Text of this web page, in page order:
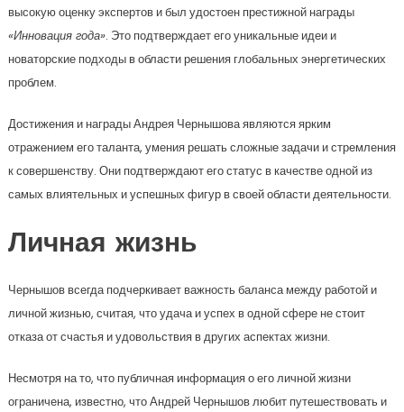
высокую оценку экспертов и был удостоен престижной награды
«Инновация года». Это подтверждает его уникальные идеи и
новаторские подходы в области решения глобальных энергетических
проблем.
Достижения и награды Андрея Чернышова являются ярким
отражением его таланта, умения решать сложные задачи и стремления
к совершенству. Они подтверждают его статус в качестве одной из
самых влиятельных и успешных фигур в своей области деятельности.
Личная жизнь
Чернышов всегда подчеркивает важность баланса между работой и
личной жизнью, считая, что удача и успех в одной сфере не стоит
отказа от счастья и удовольствия в других аспектах жизни.
Несмотря на то, что публичная информация о его личной жизни
ограничена, известно, что Андрей Чернышов любит путешествовать и